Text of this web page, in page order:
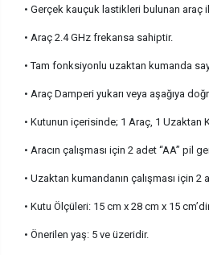
• Gerçek kauçuk lastikleri bulunan araç
• Araç 2.4 GHz frekansa sahiptir.
• Tam fonksiyonlu uzaktan kumanda
• Araç Damperi yukarı veya aşağıya
• Kutunun içerisinde; 1 Araç, 1 Uzaktan
• Aracın çalışması için 2 adet “AA” pil
• Uzaktan kumandanın çalışması için
• Kutu Ölçüleri: 15 cm x 28 cm x 15
• Önerilen yaş: 5 ve üzeridir.